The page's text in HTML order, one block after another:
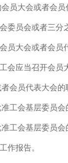
员大会或者会员
委员会或者三分
员大会或者会员
会应当召开会员
会员代表大会的
工会基层委员会
工会基层委员会
作报告。